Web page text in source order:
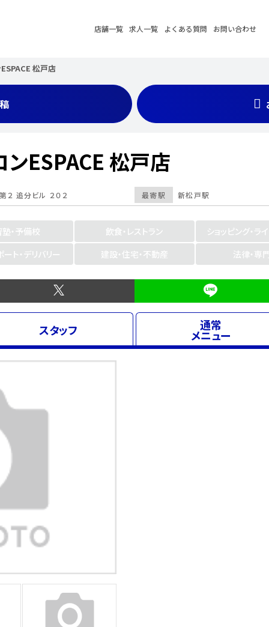
店舗一覧 求人一覧 よくある質問 お問い合わせ
松戸店
ESPACE 松戸店
最寄駅 新松戸駅
追分ビル ２０２
・予備校 飲食・レストラン
ショッピング・ラ
ト・デリバリー
建設・住宅・不動産 法律・専
スタッフ 通常
メニュー